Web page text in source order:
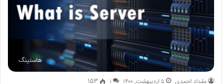
هاستینگ
مقداد احمدی ۵ اردیبهشت, ۱۴۰۰ ۱ 153